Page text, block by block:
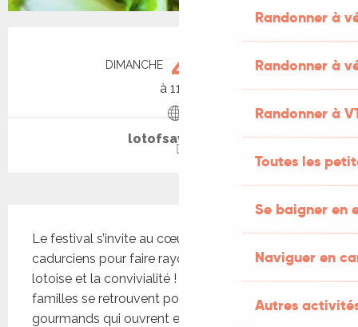
Randonner à
Randonner à
Randonner à
Toutes les
Se baigner en
Naviguer en
Autres
Ouverture et coordonnées
DIMANCHE 4
à 11:30
lotofsaveurs.fr
Le festival s’invite au cœur des quartiers
cadurciens pour faire rayonner la gastronomie
lotoise et la convivialité ! Petits, grands, voisins et
familles se retrouvent pour ces rendez-vous
gourmands qui ouvrent et ferment la saison…